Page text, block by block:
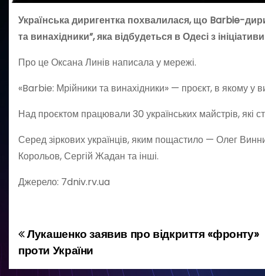
Українська диригентка похвалилася, що Barbie-
та винахідники”, яка відбудеться в Одесі з
Про це Оксана Линів написала у мережі.
«Barbie: Мрійники та винахідники» — проєкт, в якому у
Над проєктом працювали 30 українських майстрів, які
Серед зіркових українців, яким пощастило — Олег
Корольов, Сергій Жадан та інші.
Джерело: 7dniv.rv.ua
Н
а
Лукашенко заявив про відкриття «фронту»
проти України